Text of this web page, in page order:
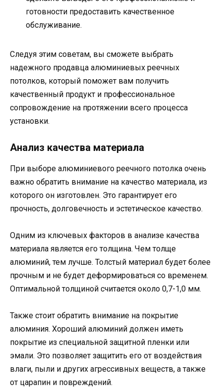
готовности предоставить качественное
обслуживание.
Следуя этим советам, вы сможете выбрать
надежного продавца алюминиевых реечных
потолков, который поможет вам получить
качественный продукт и профессиональное
сопровождение на протяжении всего процесса
установки.
Анализ качества материала
При выборе алюминиевого реечного потолка очень
важно обратить внимание на качество материала, из
которого он изготовлен. Это гарантирует его
прочность, долговечность и эстетическое качество.
Одним из ключевых факторов в анализе качества
материала является его толщина. Чем толще
алюминий, тем лучше. Толстый материал будет более
прочным и не будет деформироваться со временем.
Оптимальной толщиной считается около 0,7-1,0 мм.
Также стоит обратить внимание на покрытие
алюминия. Хороший алюминий должен иметь
покрытие из специальной защитной пленки или
эмали. Это позволяет защитить его от воздействия
влаги, пыли и других агрессивных веществ, а также
от царапин и повреждений.